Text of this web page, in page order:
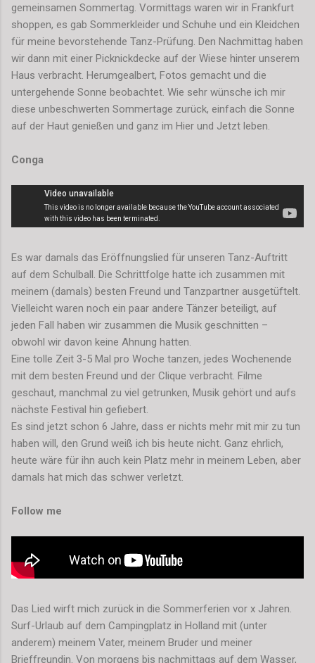
gemeinsamen Sommertag. Vormittags waren wir in Frankfurt
shoppen, es gab Sommerkleider und Schuhe und ein Kleidchen
für meine bevorstehende Tanz-Prüfung. Den Nachmittag haben
wir dann mit einer Picknickdecke auf der Wiese hinter unserem
Haus verbracht. Herumgealbert, Fotos gemacht und die
untergehende Sonne beobachtet. Wie sehr wünsche ich mir
diese unbeschwerten Sommertage zurück, einfach die Sonne
auf der Haut genießen und ganz im Hier und Jetzt leben.
Conga
Es war damals das Eröffnungslied für unseren Tanz-Auftritt
auf dem Schulball. Die Schrittfolge hatte ich zusammen mit
meinem (damals) besten Freund und Tanzpartner ausgetüftelt.
Vielleicht waren noch ein paar andere Tänzer beteiligt, auf
jeden Fall haben wir zusammen die Musik geschnitten –
obwohl wir davon keine Ahnung hatten.
Eine tolle Zeit 3-5 Mal pro Woche tanzen, jedes Wochenende
mit dem besten Freund und der Clique verbracht. Filme
geschaut, manchmal zu viel getrunken, Musik gehört und aufs
nächste Festival hin gefiebert.
Es sind jetzt schon 6 Jahre, dass er nichts mehr mit mir zu tun
haben will, den Grund weiß ich bis heute nicht. Ganz ehrlich,
heute wäre für ihn auch kein Platz mehr in meinem Leben, aber
damals hat mich das schwer verletzt.
Follow me
Das Lied wirft mich zurück in die Sommerferien vor x Jahren.
Surf-Urlaub auf dem Campingplatz in Holland mit (unter
anderem) meinem Vater, meinem Bruder und meiner
Brieffreundin. Von morgens bis nachmittags auf dem Wasser,